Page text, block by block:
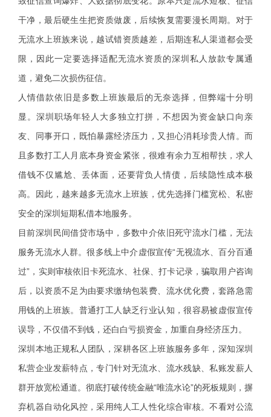
干净，最后硬生生把资质做废，后续恢复需要漫长周期。对于
无流水上班族来说，越试错资质越差，后期连私人渠道都会受
限，因此一定要选择适配无流水资质的深圳私人放款专属通
道，避免二次损伤征信。
人情借款依旧是多数上班族最后的无奈选择，但弊端十分明
显。深圳职场年轻人大多独立打拼，不想因为资金缺口向亲
友、同事开口，既怕暴露经济压力，又担心消耗珍贵人情。而
且多数打工人月底本身资金紧张，很难有余力互相帮扶，求人
借钱不仅尴尬、丢体面，还要背负人情债，后续隐性成本极
高。因此，越来越多无流水上班族，优先选择门槛宽松、私密
安全的深圳短期私借本地服务。
目前深圳民间借贷市场中，多数中介依旧死守流水门槛，无法
服务无流水人群。很多线上中介虚假宣传“无视流水、百分百通
过”，实则审核依旧卡死流水、社保、打卡记录，骗取用户咨询
后，以资质不足为由要求缴纳包装费、流水优化费，套路急需
用钱的上班族。普通打工人缺乏行业认知，很容易被虚假宣传
误导，不仅借不到钱，还白白亏损资金，加重自身经济压力。
深圳本地正规私人团队，深耕各区上班族服务多年，深知深圳
私营企业发薪特点，专门针对无流水、流水残缺、私账发薪人
群开放宽松通道。彻底打破传统金融“唯流水论”的死板规则，摒
弃机器自动化风控，采用纯人工人性化综合审核。不看对公流